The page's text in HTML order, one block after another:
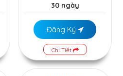
30 ngày
Đăng Ký
Chi Tiết